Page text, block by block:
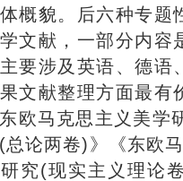
概貌。后六种专题
文献，一部分内容
要涉及英语、德语
文献整理方面最有
欧马克思主义美学
总论两卷)》《东欧
究(现实主义理论